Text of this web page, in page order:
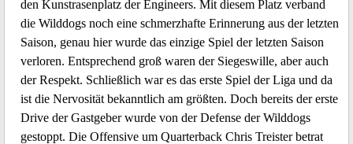
den Kunstrasenplatz der Engineers. Mit diesem Platz verband
die Wilddogs noch eine schmerzhafte Erinnerung aus der letzten
Saison, genau hier wurde das einzige Spiel der letzten Saison
verloren. Entsprechend groß waren der Siegeswille, aber auch
der Respekt. Schließlich war es das erste Spiel der Liga und da
ist die Nervosität bekanntlich am größten. Doch bereits der erste
Drive der Gastgeber wurde von der Defense der Wilddogs
gestoppt. Die Offensive um Quarterback Chris Treister betrat